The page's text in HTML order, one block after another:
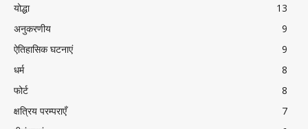
योद्धा
13
अनुकरणीय
9
ऐतिहासिक घटनाएं
9
धर्म
8
फोर्ट
8
क्षत्रिय परम्पराएँ
7